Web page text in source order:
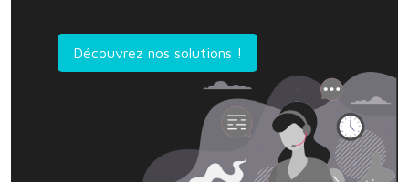
Découvrez nos solutions !